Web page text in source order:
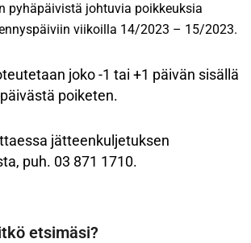
pyhäpäivistä johtuvia poikkeuksia
viikoilla 14/2023 – 15/2023.
joko -1 tai +1 päivän sisällä
poiketen.
jätteenkuljetuksen
puh. 03 871 1710.
etsimäsi?